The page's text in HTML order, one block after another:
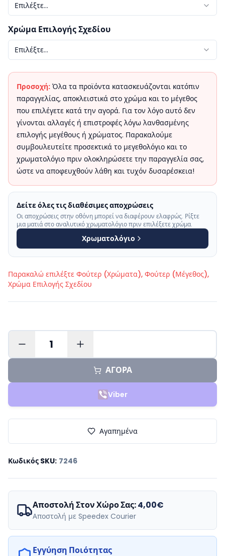
Επιλέξτε...
Χρώμα Επιλογής Σχεδίου
Επιλέξτε...
Προσοχή: Όλα τα προϊόντα κατασκευάζονται κατόπιν
παραγγελίας, αποκλειστικά στο χρώμα και το μέγεθος
που επιλέγετε κατά την αγορά. Για τον λόγο αυτό δεν
γίνονται αλλαγές ή επιστροφές λόγω λανθασμένης
επιλογής μεγέθους ή χρώματος. Παρακαλούμε
συμβουλευτείτε προσεκτικά το μεγεθολόγιο και το
χρωματολόγιο πριν ολοκληρώσετε την παραγγελία σας,
ώστε να αποφευχθούν λάθη και τυχόν δυσαρέσκεια!
Δείτε όλες τις διαθέσιμες αποχρώσεις
Οι αποχρώσεις στην οθόνη μπορεί να διαφέρουν ελαφρώς. Ρίξτε
μια ματιά στο αναλυτικό χρωματολόγιο πριν επιλέξετε χρώμα.
Χρωματολόγιο
Παρακαλώ επιλέξτε Φούτερ (Χρώματα), Φούτερ (Μέγεθος),
Χρώμα Επιλογής Σχεδίου
1
ΑΓΟΡΑ
Viber
Αγαπημένα
Κωδικός SKU: 7246
Αποστολή Στον Χώρο Σας:4,00€
Αποστολή με Speedex Courier
Εγγύηση Ποιότητας